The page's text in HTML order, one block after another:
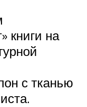
книги на
с тканью